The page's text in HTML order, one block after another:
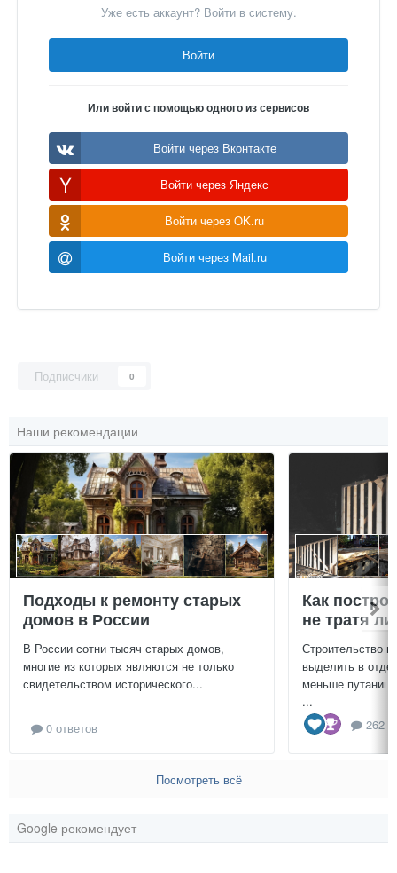
Уже есть аккаунт? Войти в систему.
Войти
Или войти с помощью одного из сервисов
Войти через Вконтакте
Войти через Яндекс
Войти через OK.ru
Войти через Mail.ru
Подписчики 0
Наши рекомендации
Подходы к ремонту старых
домов в России
В России сотни тысяч старых домов,
многие из которых являются не только
свидетельством исторического...
0 ответов
Как
не тратя
Строительство
выделить в
меньше
...
262
Посмотреть всё
Google рекомендует